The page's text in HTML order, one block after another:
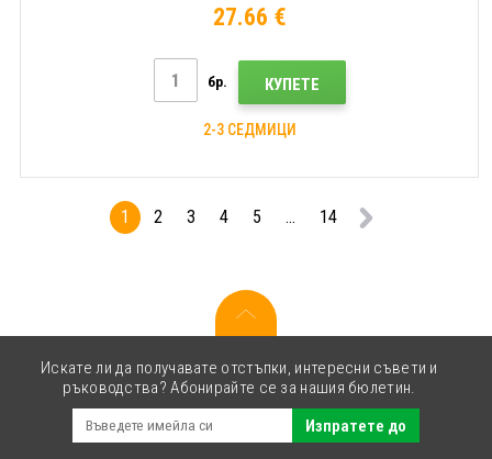
27.66 €
бр. КУПЕТЕ
2-3 СЕДМИЦИ
1 2 3 4 5 ... 14
Искате ли да получавате отстъпки, интересни съвети и
ръководства? Абонирайте се за нашия бюлетин.
Изпратете до